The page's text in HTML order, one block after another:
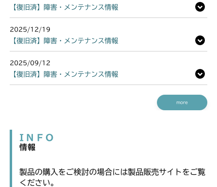
【復旧済】障害・メンテナンス情報
2025/12/19
【復旧済】障害・メンテナンス情報
2025/09/12
【復旧済】障害・メンテナンス情報
more
INFO
情報
製品の購入をご検討の場合には製品販売サイトをご覧
ください。